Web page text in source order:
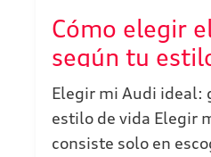
Cómo elegir
según tu
Elegir mi Audi ideal:
estilo de vida Elegir
consiste solo en